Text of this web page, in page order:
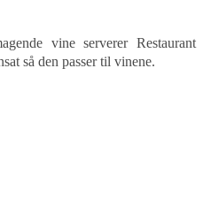
vine serverer Restaurant
så den passer til vinene.